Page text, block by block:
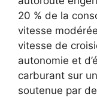
20 % de la
vitesse
vitesse de
autonomie et
carburant sur
soutenue par